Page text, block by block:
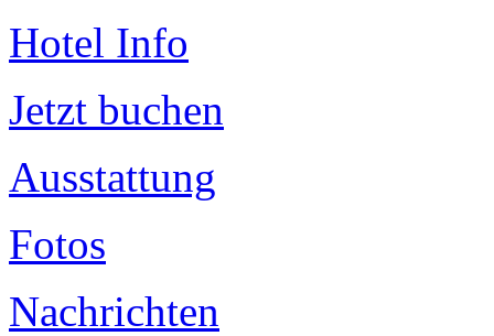
Hotel Info
Jetzt buchen
Ausstattung
Fotos
Nachrichten